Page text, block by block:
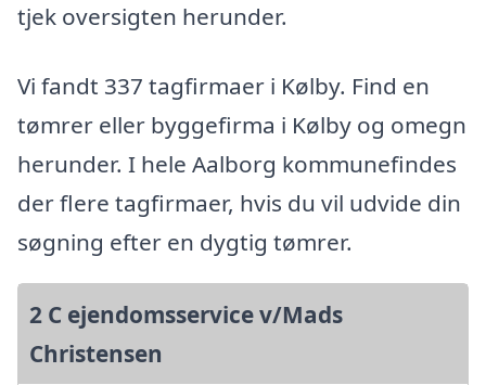
tjek oversigten herunder.
Vi fandt 337 tagfirmaer i Kølby. Find en
tømrer eller byggefirma i Kølby og omegn
herunder. I hele Aalborg kommunefindes
der flere tagfirmaer, hvis du vil udvide din
søgning efter en dygtig tømrer.
2 C ejendomsservice v/Mads
Christensen